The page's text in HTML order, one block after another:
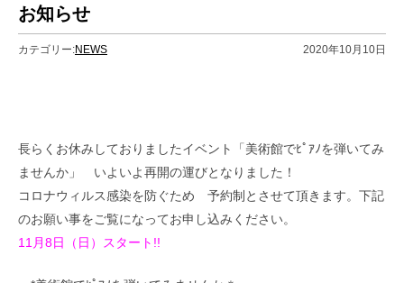
お知らせ
カテゴリー:NEWS 2020年10月10日
長らくお休みしておりましたイベント「美術館でﾋﾟｱﾉを弾いてみ
ませんか」 いよいよ再開の運びとなりました！
コロナウィルス感染を防ぐため 予約制とさせて頂きます。下記
のお願い事をご覧になってお申し込みください。
11月8日（日）スタート!!